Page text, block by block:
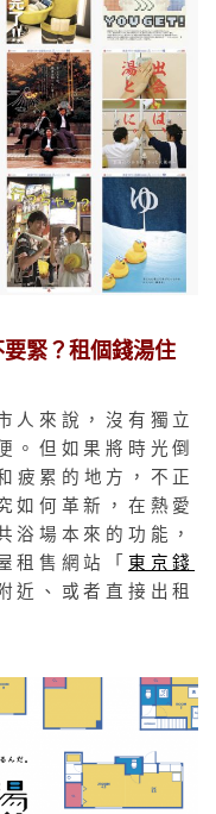
緊？租個錢湯住
人來說，沒有獨立
。但如果將時光倒
疲累的地方，不正
如何革新，在熱愛
浴場本來的功能，
租售網站「 東京錢
近、或者直接出租